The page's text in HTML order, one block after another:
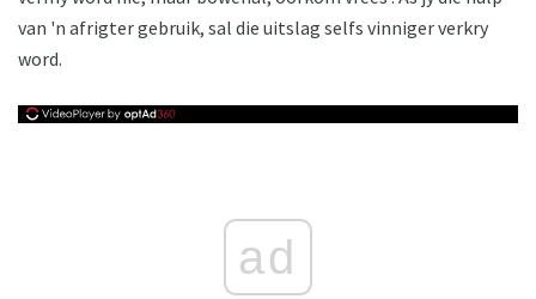
van 'n afrigter gebruik, sal die uitslag selfs vinniger verkry
word.
ad